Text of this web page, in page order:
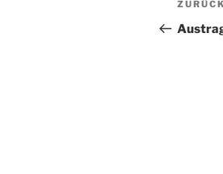
Beitrag
ZURÜCK